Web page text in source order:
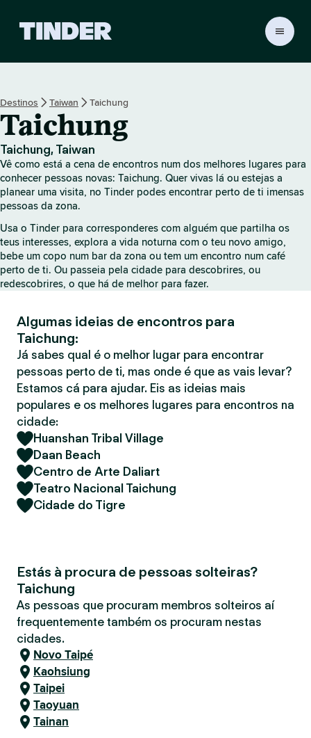
a
n
c
a
o
T
i
n
r
Destinos Taiwan Taichung
Taichung
Taichung, Taiwan
Vê como está a cena de encontros num dos melhores lugares para
conhecer pessoas novas: Taichung. Quer vivas lá ou estejas a
planear uma visita, no Tinder podes encontrar perto de ti imensas
pessoas da zona.
Usa o Tinder para corresponderes com alguém que partilha os
teus interesses, explora a vida noturna com o teu novo amigo,
bebe um copo num bar da zona ou tem um encontro num café
perto de ti. Ou passeia pela cidade para descobrires, ou
redescobrires, o que há de melhor para fazer.
Algumas ideias de encontros para
Taichung:
Já sabes qual é o melhor lugar para encontrar
pessoas perto de ti, mas onde é que as vais levar?
Estamos cá para ajudar. Eis as ideias mais
populares e os melhores lugares para encontros na
cidade:
Huanshan Tribal Village
Daan Beach
Centro de Arte Daliart
Teatro Nacional Taichung
Cidade do Tigre
Estás à procura de pessoas solteiras?
Taichung
As pessoas que procuram membros solteiros aí
frequentemente também os procuram nestas
cidades.
Novo Taipé
Kaohsiung
Taipei
Taoyuan
Tainan